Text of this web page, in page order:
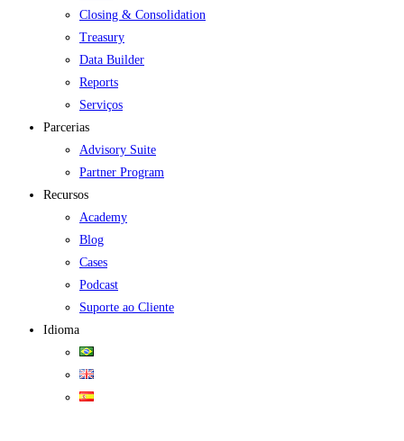
Closing & Consolidation
Treasury
Data Builder
Reports
Serviços
Parcerias
Advisory Suite
Partner Program
Recursos
Academy
Blog
Cases
Podcast
Suporte ao Cliente
Idioma